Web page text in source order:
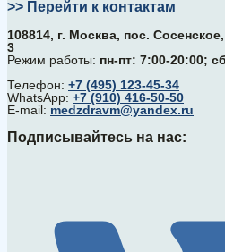
>> Перейти к контактам
108814, г. Москва, поc.
3
Режим работы: пн-пт: 7:00-20:00;
Телефон: +7 (495) 123-45-34
WhatsApp: +7 (910) 416-50-50
E-mail: medzdravm@yandex.ru
Подписывайтесь на нас: